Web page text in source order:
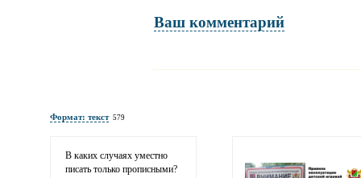
Ваш комментарий
Формат: текст 579
В каких случаях уместно
писать только прописными?